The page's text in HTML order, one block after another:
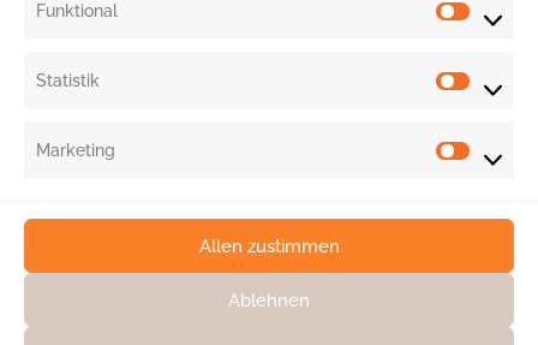
Funktional
Statistik
Marketing
Allen zustimmen
Ablehnen